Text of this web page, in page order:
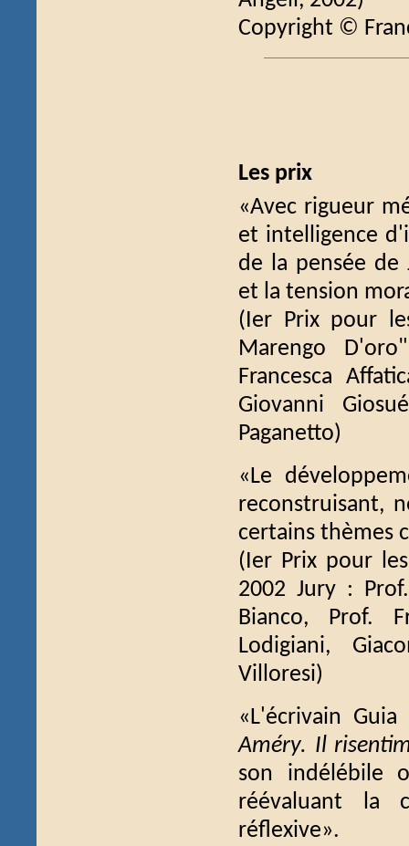
Copyright ©
Les prix
«Avec rigueur
et intelligence
de la pensée de
et la tension
(Ier Prix pour
Marengo
Francesca
Giovanni
Paganetto)
«Le
reconstruisant,
certains thèmes
(Ier Prix pour
2002 Jury :
Bianco, Prof.
Lodigiani,
Villoresi)
«L'écrivain
Améry. Il
son indélébile
réévaluant la
réflexive».